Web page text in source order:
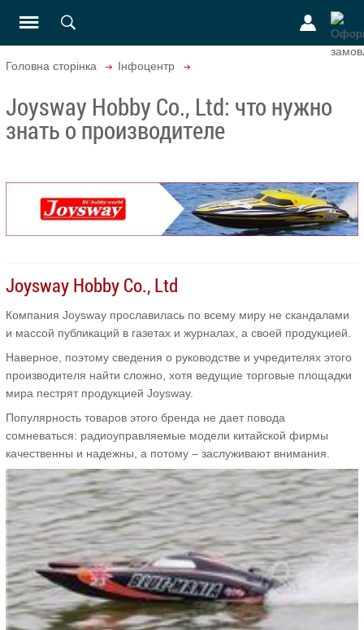
Головна сторінка Інфоцентр
Joysway Hobby Co., Ltd: что нужно
знать о производителе
Joysway Hobby Co., Ltd
Компания Joysway прославилась по всему миру не скандалами
и массой публикаций в газетах и журналах, а своей продукцией.
Наверное, поэтому сведения о руководстве и учредителях этого
производителя найти сложно, хотя ведущие торговые площадки
мира пестрят продукцией Joysway.
Популярность товаров этого бренда не дает повода
сомневаться: радиоуправляемые модели китайской фирмы
качественны и надежны, а потому – заслуживают внимания.